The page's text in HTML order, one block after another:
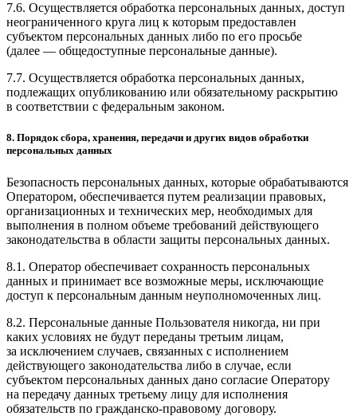
7.6. Осуществляется обработка персональных данных, доступ
неограниченного круга лиц к которым предоставлен
субъектом персональных данных либо по его просьбе
(далее — общедоступные персональные данные).
7.7. Осуществляется обработка персональных данных,
подлежащих опубликованию или обязательному раскрытию
в соответствии с федеральным законом.
8. Порядок сбора, хранения, передачи и других видов обработки
персональных данных
Безопасность персональных данных, которые обрабатываются
Оператором, обеспечивается путем реализации правовых,
организационных и технических мер, необходимых для
выполнения в полном объеме требований действующего
законодательства в области защиты персональных данных.
8.1. Оператор обеспечивает сохранность персональных
данных и принимает все возможные меры, исключающие
доступ к персональным данным неуполномоченных лиц.
8.2. Персональные данные Пользователя никогда, ни при
каких условиях не будут переданы третьим лицам,
за исключением случаев, связанных с исполнением
действующего законодательства либо в случае, если
субъектом персональных данных дано согласие Оператору
на передачу данных третьему лицу для исполнения
обязательств по гражданско-правовому договору.